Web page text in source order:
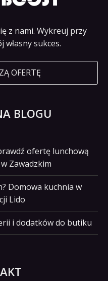
z nami. Wykreuj przy
własny sukces.
OFERTĘ
BLOGU
ofertę lunchową
Zawadzkim
Domowa kuchnia w
Lido
i dodatków do butiku